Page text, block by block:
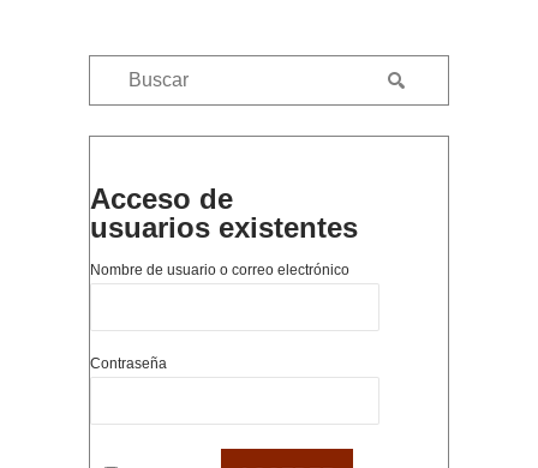
Acceso de
usuarios existentes
Nombre de usuario o correo electrónico
Contraseña